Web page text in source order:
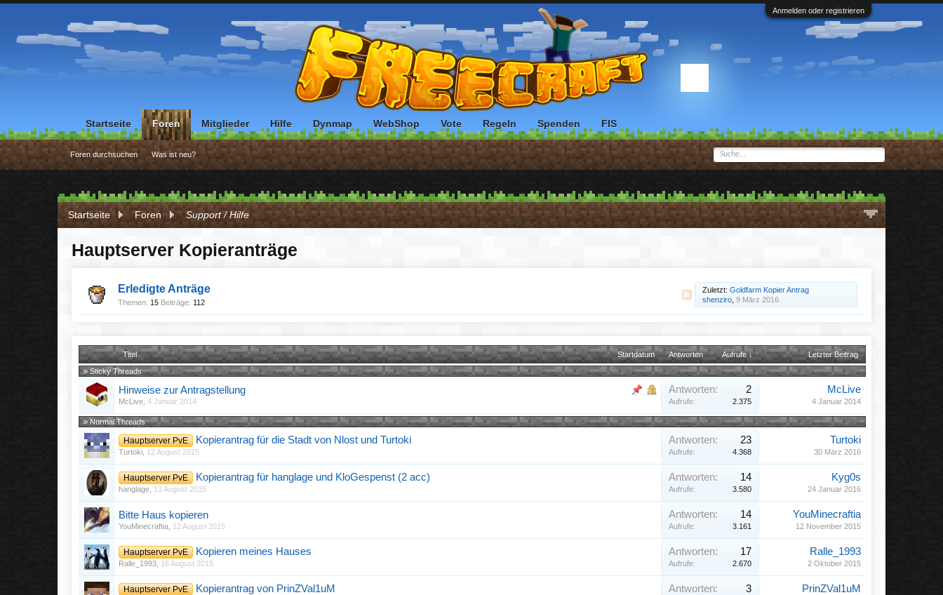
Anmelden oder registrieren
Startseite Foren Support / Hilfe
Hauptserver Kopieranträge
Erledigte Anträge
Themen: 15 Beiträge: 112
Zuletzt: Goldfarm Kopier Antrag
shenziro 9 März 2016
Titel Startdatum Antworten Aufrufe ↓
Letzter Beitrag
» Sticky Threads
Hinweise zur Antragstellung
McLive 4 Januar 2014
Antworten: 2
Aufrufe: 2.375
McLive
4 Januar 2014
» Normal Threads
Hauptserver PvE Kopierantrag für die Stadt von Nlost und Turtoki
Turtoki 12 August 2015
Antworten: 23
Aufrufe: 4.368
Turtoki
30 März 2016
Hauptserver PvE Kopierantrag für hanglage und KloGespenst (2 acc)
hanglage 13 August 2015
Antworten: 14
Aufrufe: 3.580
Kyg0s
24 Januar 2016
Bitte Haus kopieren
YouMinecraftia 12 August 2015
Antworten: 14
Aufrufe: 3.161
YouMinecraftia
12 November 2015
Hauptserver PvE Kopieren meines Hauses
Ralle_1993 16 August 2015
Antworten: 17
Aufrufe: 2.670
Ralle_1993
2 Oktober 2015
Hauptserver PvE Kopierantrag von PrinZVal1uM Antworten: 3 PrinZVal1uM
Startseite Foren
Foren durchsuchen Was ist neu?
Mitglieder Hilfe Dynmap WebShop Vote Regeln Spenden FIS